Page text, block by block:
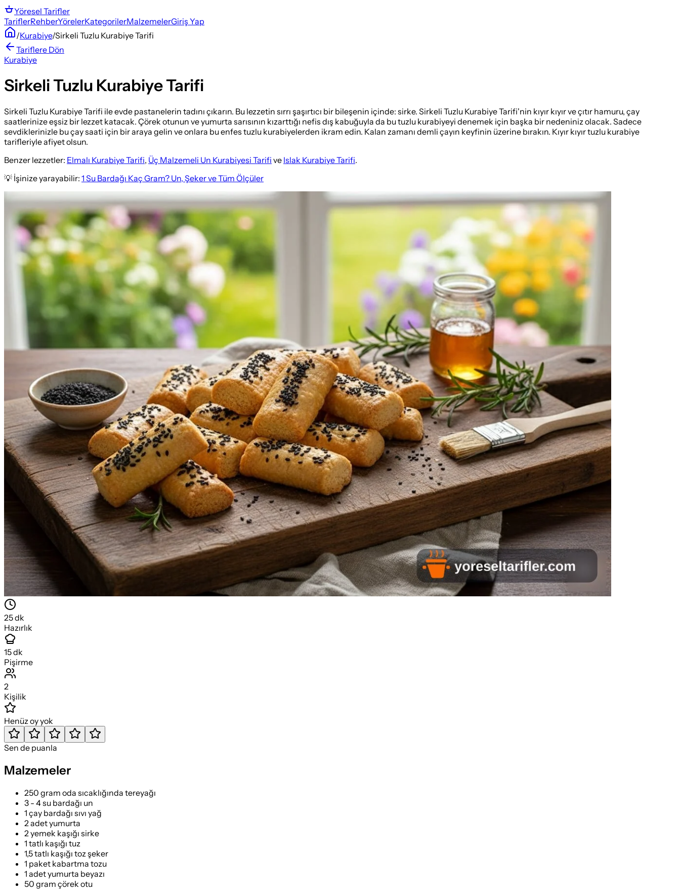
Yöresel Tarifler
TariflerRehberYörelerKategorilerMalzemelerGiriş Yap
/Kurabiye/Sirkeli Tuzlu Kurabiye Tarifi
Tariflere Dön
Kurabiye
Sirkeli Tuzlu Kurabiye Tarifi
Sirkeli Tuzlu Kurabiye Tarifi ile evde pastanelerin tadını çıkarın. Bu lezzetin sırrı şaşırtıcı bir bileşenin içinde: sirke. Sirkeli Tuzlu Kurabiye Tarifi'nin kıyır kıyır ve çıtır hamuru, çay
saatlerinize eşsiz bir lezzet katacak. Çörek otunun ve yumurta sarısının kızarttığı nefis dış kabuğuyla da bu tuzlu kurabiyeyi denemek için başka bir nedeniniz olacak. Sadece
sevdiklerinizle bu çay saati için bir araya gelin ve onlara bu enfes tuzlu kurabiyelerden ikram edin. Kalan zamanı demli çayın keyfinin üzerine bırakın. Kıyır kıyır tuzlu kurabiye
tarifleriyle afiyet olsun.
Benzer lezzetler: Elmalı Kurabiye Tarifi, Üç Malzemeli Un Kurabiyesi Tarifi ve Islak Kurabiye Tarifi.
💡 İşinize yarayabilir: 1 Su Bardağı Kaç Gram? Un, Şeker ve Tüm Ölçüler
25dk
Hazırlık
15dk
Pişirme
2
Kişilik
Henüz oy yok
Sen de puanla
Malzemeler
250 gram oda sıcaklığında tereyağı
3 - 4 su bardağı un
1 çay bardağı sıvı yağ
2 adet yumurta
2 yemek kaşığı sirke
1 tatlı kaşığı tuz
1,5 tatlı kaşığı toz şeker
1 paket kabartma tozu
1 adet yumurta beyazı
50 gram çörek otu